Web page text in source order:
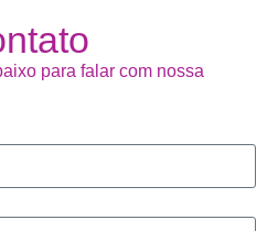
para falar com nossa